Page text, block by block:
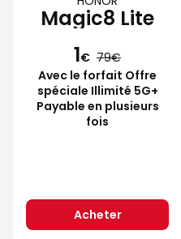
Magic8 Lite
1€ 79
Avec le forfait Offre
spéciale Illimité 5G+
Payable en plusieurs
fois
Acheter